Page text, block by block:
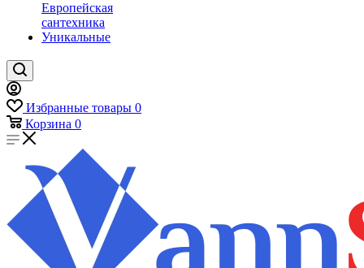
Европейская
сантехника
Уникальные
Избранные товары 0
Корзина 0